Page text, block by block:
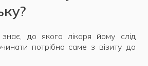
до якого лікаря йому слід
потрібно саме з візиту до